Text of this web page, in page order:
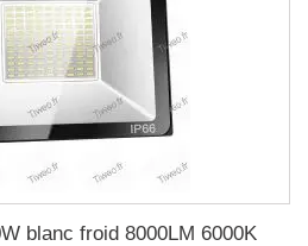
blanc froid 8000LM 6000K